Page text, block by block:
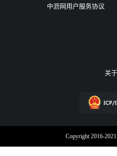
中沥网用户服务协议
关
Copyright 2016-